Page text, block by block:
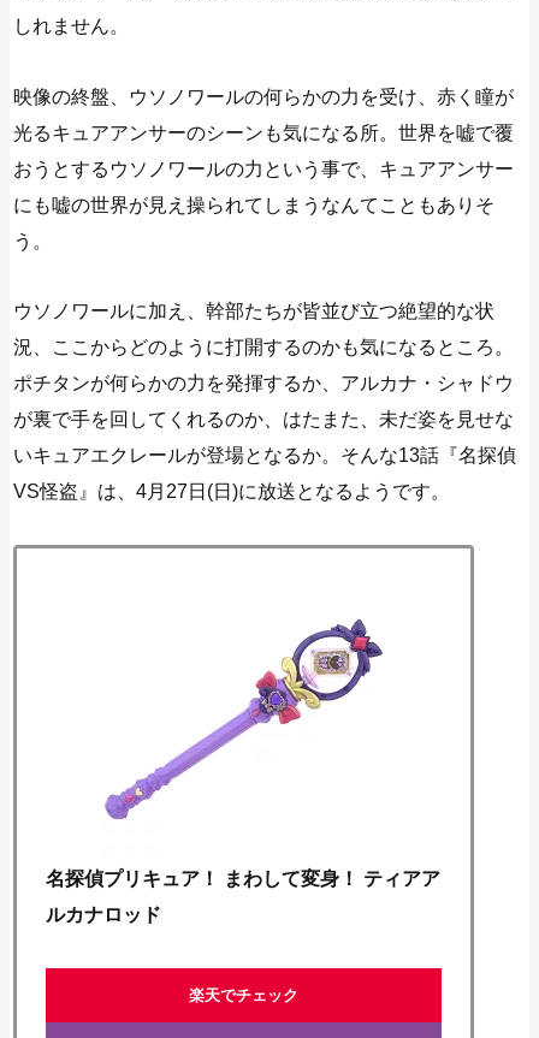
しれません。
映像の終盤、ウソノワールの何らかの力を受け、赤く瞳が
光るキュアアンサーのシーンも気になる所。世界を嘘で覆
おうとするウソノワールの力という事で、キュアアンサー
にも嘘の世界が見え操られてしまうなんてこともありそ
う。
ウソノワールに加え、幹部たちが皆並び立つ絶望的な状
況、ここからどのように打開するのかも気になるところ。
ポチタンが何らかの力を発揮するか、アルカナ・シャドウ
が裏で手を回してくれるのか、はたまた、未だ姿を見せな
いキュアエクレールが登場となるか。そんな13話『名探偵
VS怪盗』は、4月27日(日)に放送となるようです。
名探偵プリキュア！ まわして変身！ ティアア
ルカナロッド
楽天でチェック